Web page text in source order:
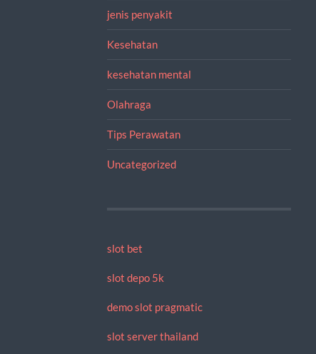
jenis penyakit
Kesehatan
kesehatan mental
Olahraga
Tips Perawatan
Uncategorized
slot bet
slot depo 5k
demo slot pragmatic
slot server thailand